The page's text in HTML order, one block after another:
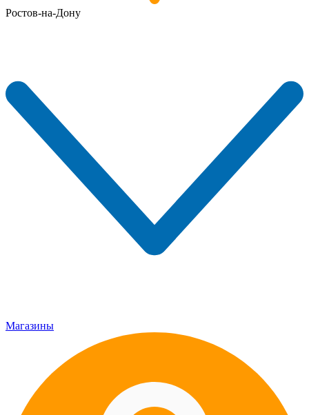
Ростов-на-Дону
Магазины